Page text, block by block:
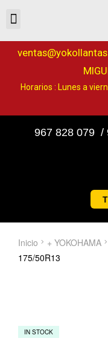
Horarios : Lunes a
967 828 079 /
Inicio + YOKOHAMA
175/50R13
IN STOCK